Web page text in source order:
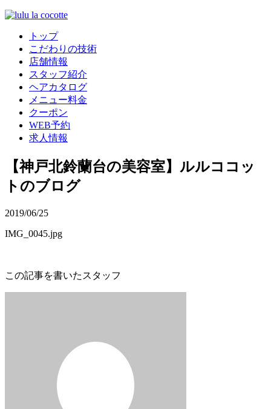
トップ
こだわりの技術
店舗情報
スタッフ紹介
ヘアカタログ
メニュー料金
クーポン
WEB予約
求人情報
【神戸北鈴蘭台の美容室】ルルココッ
トのブログ
2019/06/25
IMG_0045.jpg
この記事を書いたスタッフ